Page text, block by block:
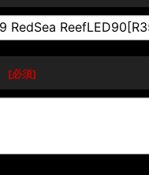
[必須]